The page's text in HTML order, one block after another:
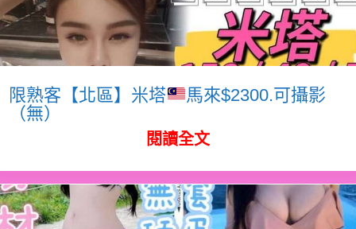
限熟客【北區】米塔
馬來$2300.可攝影
（無）
閱讀全文